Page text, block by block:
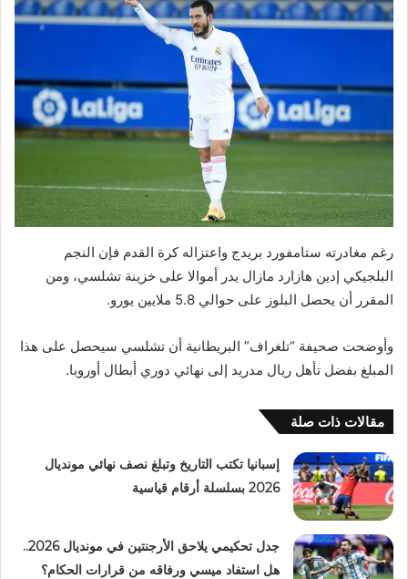
رغم مغادرته ستامفورد بريدج واعتزاله كرة القدم فإن النجم
البلجيكي إدين هازارد مازال يدر أموالا على خزينة تشلسي، ومن
المقرر أن يحصل البلوز على حوالي 5.8 ملايين يورو.
وأوضحت صحيفة “تلغراف” البريطانية أن تشلسي سيحصل على هذا
المبلغ بفضل تأهل ريال مدريد إلى نهائي دوري أبطال أوروبا.
مقالات ذات صلة
إسبانيا تكتب التاريخ وتبلغ نصف نهائي مونديال
2026 بسلسلة أرقام قياسية
جدل تحكيمي يلاحق الأرجنتين في مونديال 2026..
هل استفاد ميسي ورفاقه من قرارات الحكام؟